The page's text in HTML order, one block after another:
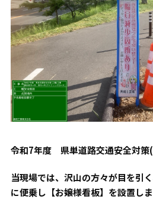
令和7年度 県単道路交通安全対策(
当現場では、沢山の方々が目を引
に便乗し【お嬢様看板】を設置しま